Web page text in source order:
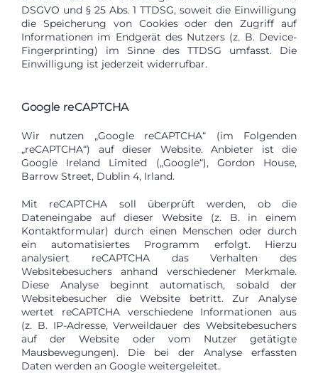
DSGVO und § 25 Abs. 1 TTDSG, soweit die Einwilligung
die Speicherung von Cookies oder den Zugriff auf
Informationen im Endgerät des Nutzers (z. B. Device-
Fingerprinting) im Sinne des TTDSG umfasst. Die
Einwilligung ist jederzeit widerrufbar.
Google reCAPTCHA
Wir nutzen „Google reCAPTCHA“ (im Folgenden
„reCAPTCHA“) auf dieser Website. Anbieter ist die
Google Ireland Limited („Google“), Gordon House,
Barrow Street, Dublin 4, Irland.
Mit reCAPTCHA soll überprüft werden, ob die
Dateneingabe auf dieser Website (z. B. in einem
Kontaktformular) durch einen Menschen oder durch
ein automatisiertes Programm erfolgt. Hierzu
analysiert reCAPTCHA das Verhalten des
Websitebesuchers anhand verschiedener Merkmale.
Diese Analyse beginnt automatisch, sobald der
Websitebesucher die Website betritt. Zur Analyse
wertet reCAPTCHA verschiedene Informationen aus
(z. B. IP-Adresse, Verweildauer des Websitebesuchers
auf der Website oder vom Nutzer getätigte
Mausbewegungen). Die bei der Analyse erfassten
Daten werden an Google weitergeleitet.